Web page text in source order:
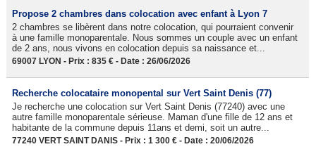
Propose 2 chambres dans colocation avec enfant à Lyon 7
2 chambres se libèrent dans notre colocation, qui pourraient convenir
à une famille monoparentale. Nous sommes un couple avec un enfant
de 2 ans, nous vivons en colocation depuis sa naissance et...
69007 LYON - Prix : 835 € - Date : 26/06/2026
Recherche colocataire monopental sur Vert Saint Denis (77)
Je recherche une colocation sur Vert Saint Denis (77240) avec une
autre famille monoparentale sérieuse. Maman d'une fille de 12 ans et
habitante de la commune depuis 11ans et demi, soit un autre...
77240 VERT SAINT DANIS - Prix : 1 300 € - Date : 20/06/2026